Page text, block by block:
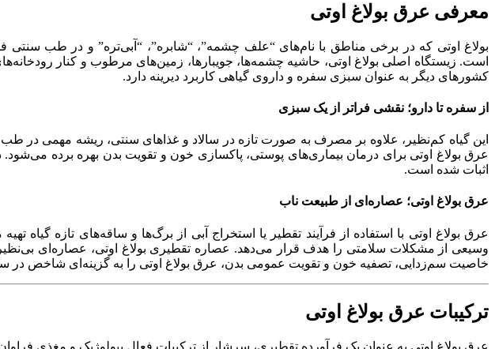
معرفی عرق بولاغ اوتی
بولاغ اوتی که در برخی مناطق با نام‌های “علف چشمه”، “شابره”، “آبی‌تره” و در طب سنتی
است. زیستگاه اصلی بولاغ اوتی، حاشیه چشمه‌ها، جویبارها، زمین‌های مرطوب و کنار
کشورهای دیگر به عنوان سبزی سفره و داروی گیاهی کاربرد دیرینه دارد.
از سفره تا دارو؛ نقشی فراتر از یک سبزی
این گیاه کم‌نظیر، علاوه بر مصرف به صورت تازه در سالاد و غذاهای سنتی، ریشه مهمی در
عرق بولاغ اوتی برای درمان بیماری‌های پوستی، پاکسازی خون و تقویت بدن بهره برده
اثبات شده است.
عرق بولاغ اوتی؛ عصاره‌ای از طبیعت ناب
عرق بولاغ اوتی با استفاده از فرآیند تقطیر یا استخراج آبی از برگ‌ها و ساقه‌های تازه
وسیعی از مشکلات سلامتی را هدف قرار می‌دهد. عصاره تقطیری بولاغ اوتی، عصاره‌ای
خاصیت سم‌زدایی، تصفیه خون و تقویت عمومی بدن، عرق بولاغ اوتی را به گزینه‌ای شاخص در
ترکیبات عرق بولاغ اوتی
عرق بولاغ اوتی به عنوان یک فرآورده تقطیری، سرشار از ترکیبات فعال بیولوژیک و مغذی